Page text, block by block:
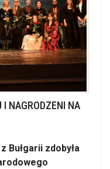
NAGRODZENI NA
Bułgarii zdobyła